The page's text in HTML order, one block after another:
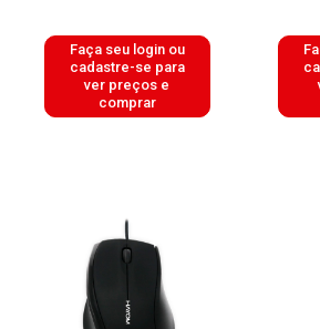
Faça seu login ou
cadastre-se para
ver preços e
comprar